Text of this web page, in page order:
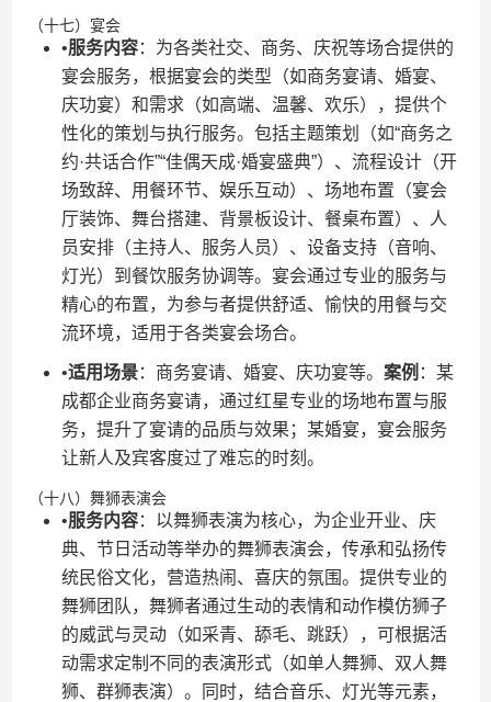
（十七）宴会
•​​服务内容​​：为各类社交、商务、庆祝等场合提供的
宴会服务，根据宴会的类型（如商务宴请、婚宴、
庆功宴）和需求（如高端、温馨、欢乐），提供个
性化的策划与执行服务。包括主题策划（如“商务之
约·共话合作”“佳偶天成·婚宴盛典”）、流程设计（开
场致辞、用餐环节、娱乐互动）、场地布置（宴会
厅装饰、舞台搭建、背景板设计、餐桌布置）、人
员安排（主持人、服务人员）、设备支持（音响、
灯光）到餐饮服务协调等。宴会通过专业的服务与
精心的布置，为参与者提供舒适、愉快的用餐与交
流环境，适用于各类宴会场合。
•​​适用场景​​：商务宴请、婚宴、庆功宴等。​ ​案例​ ​：某
成都企业商务宴请，通过红星专业的场地布置与服
务，提升了宴请的品质与效果；某婚宴，宴会服务
让新人及宾客度过了难忘的时刻。
（十八）舞狮表演会
•​​服务内容​​：以舞狮表演为核心，为企业开业、庆
典、节日活动等举办的舞狮表演会，传承和弘扬传
统民俗文化，营造热闹、喜庆的氛围。提供专业的
舞狮团队，舞狮者通过生动的表情和动作模仿狮子
的威武与灵动（如采青、舔毛、跳跃），可根据活
动需求定制不同的表演形式（如单人舞狮、双人舞
狮、群狮表演）。同时，结合音乐、灯光等元素，